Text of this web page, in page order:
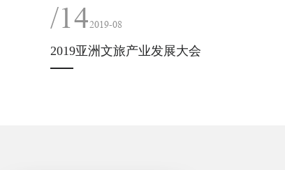
/142019-08
2019亚洲文旅产业发展大会